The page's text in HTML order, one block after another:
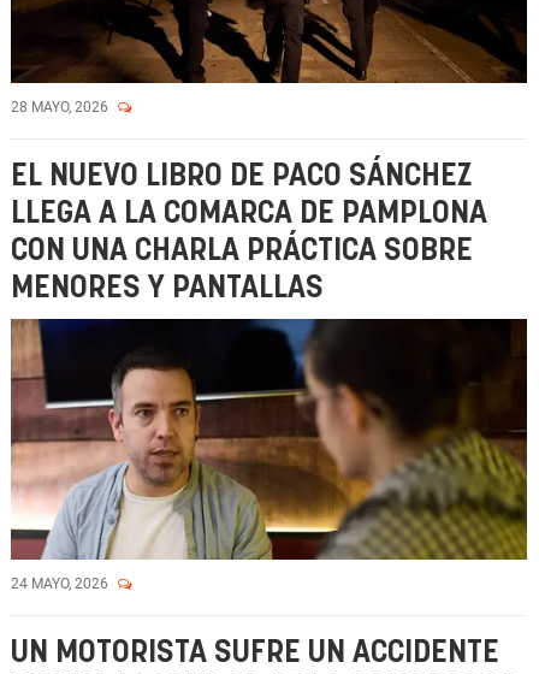
28 MAYO, 2026
EL NUEVO LIBRO DE PACO SÁNCHEZ
LLEGA A LA COMARCA DE PAMPLONA
CON UNA CHARLA PRÁCTICA SOBRE
MENORES Y PANTALLAS
24 MAYO, 2026
UN MOTORISTA SUFRE UN ACCIDENTE